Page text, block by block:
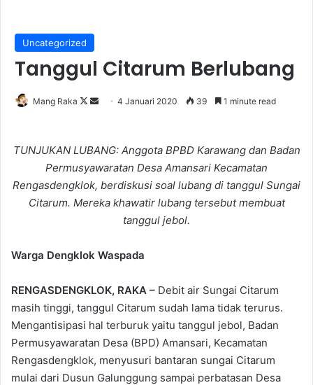
Uncategorized
Tanggul Citarum Berlubang
Mang Raka
Follow
Send4 Januari 2020 39 1 minute read
TUNJUKAN LUBANG: Anggota BPBD Karawang dan Badan
Permusyawaratan Desa Amansari Kecamatan
Rengasdengklok, berdiskusi soal lubang di tanggul Sungai
Citarum. Mereka khawatir lubang tersebut membuat
tanggul jebol.
Warga Dengklok Waspada
RENGASDENGKLOK, RAKA – Debit air Sungai Citarum
masih tinggi, tanggul Citarum sudah lama tidak terurus.
Mengantisipasi hal terburuk yaitu tanggul jebol, Badan
Permusyawaratan Desa (BPD) Amansari, Kecamatan
Rengasdengklok, menyusuri bantaran sungai Citarum
mulai dari Dusun Galunggung sampai perbatasan Desa